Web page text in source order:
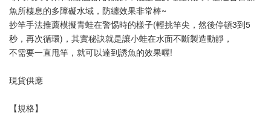
魚所棲息的多障礙水域，防纏效果非常棒~
抄竿手法推薦模擬青蛙在警惕時的樣子(輕挑竿尖，然後停頓3到5
秒，再次循環)，其實秘訣就是讓小蛙在水面不斷製造動靜，
不需要一直甩竿，就可以達到誘魚的效果喔!
現貨供應
【規格】